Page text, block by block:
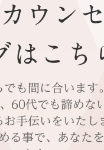
ウン
はこち
でも間に合います。
60代でも諦めな
手伝いをいたし
る事で、あなた